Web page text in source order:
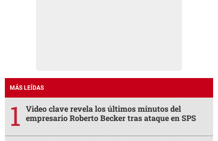
MÁS LEÍDAS
Video clave revela los últimos minutos del
empresario Roberto Becker tras ataque en SPS